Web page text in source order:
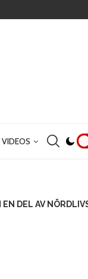
VIDEOS
EN DEL AV